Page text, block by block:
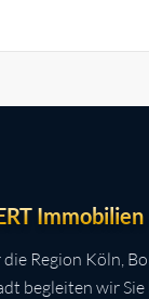
Region Köln,
begleiten wir